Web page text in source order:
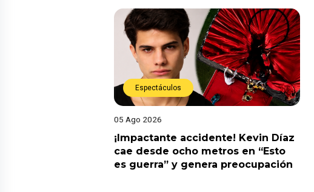
Espectáculos
05 Ago 2026
¡Impactante accidente! Kevin Díaz
cae desde ocho metros en “Esto
es guerra” y genera preocupación